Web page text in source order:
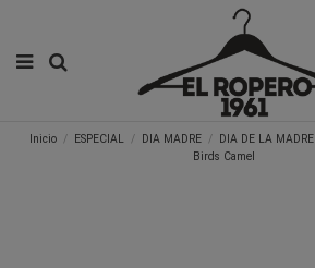
Inicio ESPECIAL DIA MADRE DIA DE LA MADRE
Birds Camel